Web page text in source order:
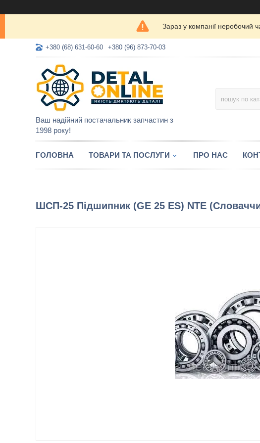
Зараз у компанії неробочий
+380 (68) 631-60-60 +380 (96) 873-70-03
Ваш надійний постачальник запчастин з
1998 року!
ГОЛОВНА ТОВАРИ ТА ПОСЛУГИ ПРО НАС
ШСП-25 Підшипник (GE 25 ES) NTE